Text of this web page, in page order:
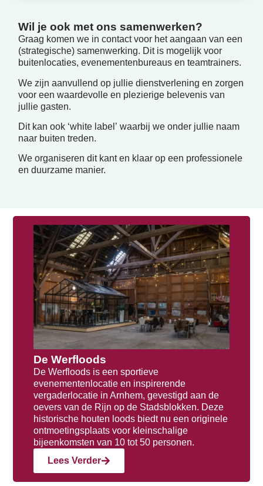
Wil je ook met ons samenwerken?
Graag komen we in contact voor het aangaan van een
(strategische) samenwerking. Dit is mogelijk voor
buitenlocaties, evenementenbureaus en teamtrainers.
We zijn aanvullend op jullie dienstverlening en zorgen
voor een waardevolle en plezierige belevenis van
jullie gasten.
Dit kan ook ‘white label’ waarbij we onder jullie naam
naar buiten treden.
We organiseren dit kant en klaar op een professionele
en duurzame manier.
De Werfloods
De Werfloods is een sportieve
evenementenlocatie en inspirerende
vergaderlocatie in Arnhem, gevestigd aan de
oevers van de Rijn op de Stadsblokken. Deze
historische houten loods biedt nu een originele
ontmoetingsplaats voor kleinschalige
bijeenkomsten van 10 tot 50 personen.
Lees Verder